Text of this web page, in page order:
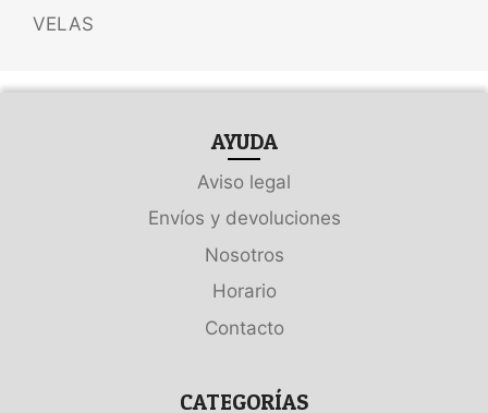
VELAS
AYUDA
Aviso legal
Envíos y devoluciones
Nosotros
Horario
Contacto
CATEGORÍAS